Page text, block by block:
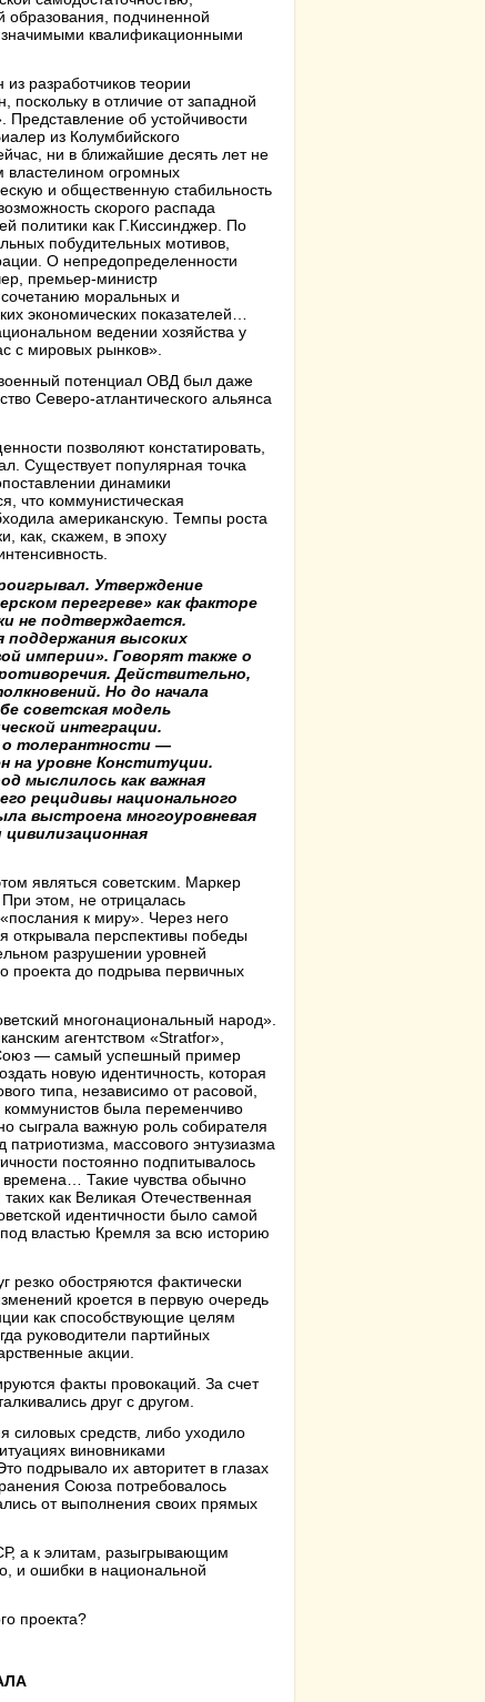
образования, подчиненной
значимыми квалификационными
разработчиков теории
поскольку в отличие от западной
об устойчивости
из Колумбийского
ни в ближайшие десять лет не
властелином огромных
и общественную стабильность
скорого распада
политики как Г.Киссинджер. По
побудительных мотивов,
О непредопределенности
премьер-министр
моральных и
экономических показателей…
ведении хозяйства у
с мировых рынков».
потенциал ОВД был даже
Северо-атлантического альянса
позволяют констатировать,
Существует популярная точка
динамики
что коммунистическая
американскую. Темпы роста
как, скажем, в эпоху
Утверждение
перегреве» как факторе
не подтверждается.
поддержания высоких
империи». Говорят также о
Действительно,
Но до начала
советская модель
интеграции.
о толерантности —
на уровне Конституции.
мыслилось как важная
рецидивы национального
выстроена многоуровневая
являться советским. Маркер
этом, не отрицалась
к миру». Через него
открывала перспективы победы
разрушении уровней
проекта до подрыва первичных
многонациональный народ».
агентством «Stratfor»,
— самый успешный пример
новую идентичность, которая
типа, независимо от расовой,
была переменчиво
сыграла важную роль собирателя
массового энтузиазма
постоянно подпитывалось
Такие чувства обычно
как Великая Отечественная
идентичности было самой
властью Кремля за всю историю
обостряются фактически
кроется в первую очередь
как способствующие целям
руководители партийных
акции.
факты провокаций. За счет
друг с другом.
силовых средств, либо уходило
виновниками
подрывало их авторитет в глазах
Союза потребовалось
от выполнения своих прямых
а к элитам, разыгрывающим
и ошибки в национальной
проекта?